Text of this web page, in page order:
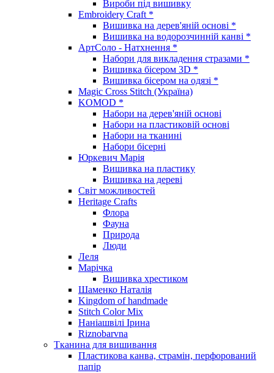
Вироби під вишивку
Embroidery Craft *
Вишивка на дерев'яній основі *
Вишивка на водорозчинній канві *
АртСоло - Натхнення *
Набори для викладення стразами *
Вишивка бісером 3D *
Вишивка бісером на одязі *
Magic Cross Stitch (Україна)
KOMOD *
Набори на дерев'яній основі
Набори на пластиковій основі
Набори на тканині
Набори бісерні
Юркевич Марія
Вишивка на пластику
Вишивка на дереві
Світ можливостей
Heritage Crafts
Флора
Фауна
Природа
Люди
Леля
Марічка
Вишивка хрестиком
Шаменко Наталія
Kingdom of handmade
Stitch Color Mix
Наніашвілі Ірина
Riznobarvna
Тканина для вишивання
Пластикова канва, страмін, перфорований
папір